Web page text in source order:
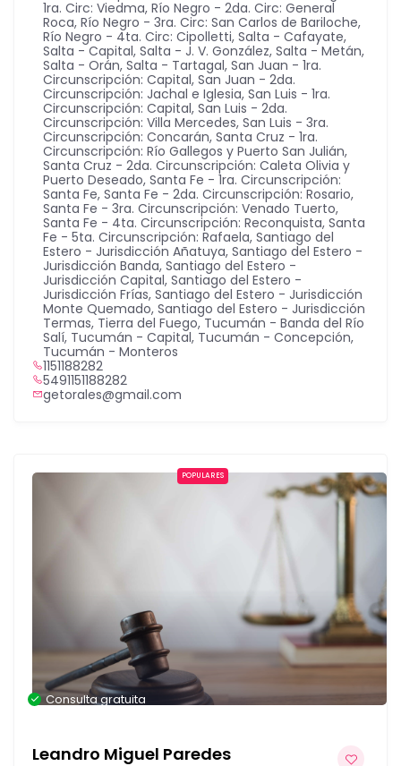
1ra. Circ: Viedma, Río Negro - 2da. Circ: General
Roca, Río Negro - 3ra. Circ: San Carlos de Bariloche,
Río Negro - 4ta. Circ: Cipolletti, Salta - Cafayate,
Salta - Capital, Salta - J. V. González, Salta - Metán,
Salta - Orán, Salta - Tartagal, San Juan - 1ra.
Circunscripción: Capital, San Juan - 2da.
Circunscripción: Jachal e Iglesia, San Luis - 1ra.
Circunscripción: Capital, San Luis - 2da.
Circunscripción: Villa Mercedes, San Luis - 3ra.
Circunscripción: Concarán, Santa Cruz - 1ra.
Circunscripción: Río Gallegos y Puerto San Julián,
Santa Cruz - 2da. Circunscripción: Caleta Olivia y
Puerto Deseado, Santa Fe - 1ra. Circunscripción:
Santa Fe, Santa Fe - 2da. Circunscripción: Rosario,
Santa Fe - 3ra. Circunscripción: Venado Tuerto,
Santa Fe - 4ta. Circunscripción: Reconquista, Santa
Fe - 5ta. Circunscripción: Rafaela, Santiago del
Estero - Jurisdicción Añatuya, Santiago del Estero -
Jurisdicción Banda, Santiago del Estero -
Jurisdicción Capital, Santiago del Estero -
Jurisdicción Frías, Santiago del Estero - Jurisdicción
Monte Quemado, Santiago del Estero - Jurisdicción
Termas, Tierra del Fuego, Tucumán - Banda del Río
Salí, Tucumán - Capital, Tucumán - Concepción,
Tucumán - Monteros
1151188282
5491151188282
getorales@gmail.com
POPULARES
Consulta gratuita
Leandro Miguel Paredes